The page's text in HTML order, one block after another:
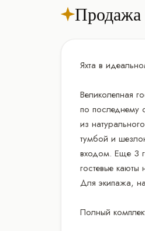
Продажа
Яхта в
Великолепная
по последнему
из
тумбой и
входом. Еще 3
гостевые
Для экипажа,
Полный